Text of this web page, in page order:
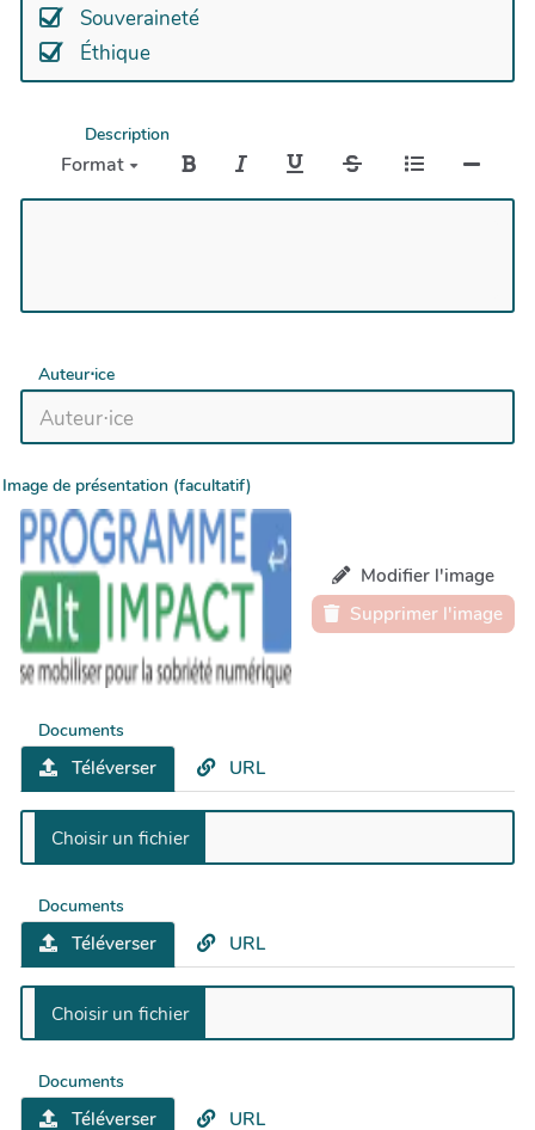
Souveraineté
Éthique
Description
Format
Auteur⋅ice
Image de présentation (facultatif)
Modifier l'image
Supprimer l'image
Documents
Téléverser URL
Documents
Téléverser URL
Documents
Téléverser URL